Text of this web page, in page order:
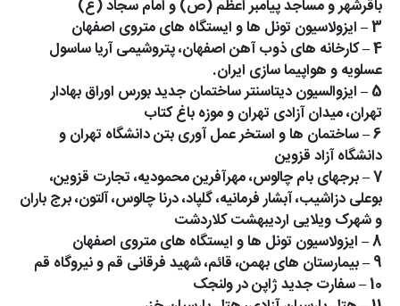
باقرشهر و مساجد پیامبر اعظم (ص) و امام سجاد (ع)
3 – ایزولاسیون تونل ها و ایستگاه های متروی اصفهان
4 – کارخانه های ذوب آهن اصفهان، پتروشیمی آریا ساسول
عسلویه و هواپیما سازی ایران.
5 – ایزوالسیون دیتاسنتر ساختمان جدید بورس اوراق بهادار
تهران، میدان آزادی تهران و موزه باغ کتاب
6 – ساختمان ها و استخر عمل آوری بتن دانشگاه تهران و
دانشگاه آزاد قزوین
7 – برجهای بام چالوس، مهرآفرین محمودیه، تجارت قزوین،
بوعلی دزاشیب، آبشار فرمانیه، گلپاد، درنا چالوس، آلتون، برج باران
و شهرک ویلایی اردیبهشت کلاردشت
8 – ایزولاسیون تونل ها و ایستگاه های متروی اصفهان
9 – بیمارستان های بهمن، قائم، شهید فرقانی قم و نیروگاه قم
10 – سفارت جدید ژاپن در ولنجک